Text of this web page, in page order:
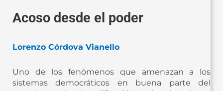
Acoso desde el poder
Lorenzo Córdova Vianello
Uno de los fenómenos que amenazan a los
sistemas democráticos en buena parte del